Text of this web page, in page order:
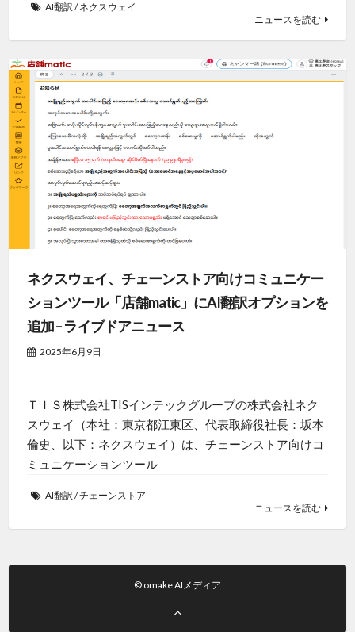
AI翻訳 /ネクスウェイ
ニュースを読む
ネクスウェイ、チェーンストア向けコミュニケー
ションツール「店舗matic」にAI翻訳オプションを
追加 – ライブドアニュース
2025年6月9日
ＴＩＳ株式会社TISインテックグループの株式会社ネク
スウェイ（本社：東京都江東区、代表取締役社長：坂本
倫史、以下：ネクスウェイ）は、チェーンストア向けコ
ミュニケーションツール
AI翻訳 /チェーンストア
ニュースを読む
© omake AIメディア